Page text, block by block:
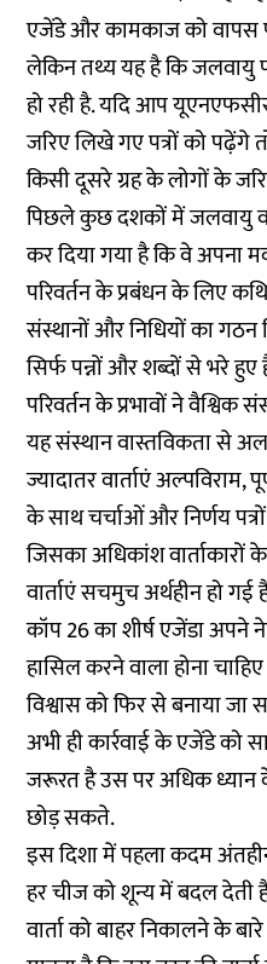
एजेंडे और कामकाज को वापस
लेकिन तथ्य यह है कि जलवायु
हो रही है. यदि आप
जरिए लिखे गए पत्रों को
किसी दूसरे ग्रह के लोगों के
पिछले कुछ दशकों में जलवायु
कर दिया गया है कि वे
परिवर्तन के प्रबंधन के लिए
संस्थानों और निधियों का
सिर्फ पन्नों और शब्दों से भरे
परिवर्तन के प्रभावों ने वैश्विक
यह संस्थान वास्तविकता से
ज्यादातर वार्ताएं अल्पविराम,
के साथ चर्चाओं और निर्णय
जिसका अधिकांश वार्ताकारों
वार्ताएं सचमुच अर्थहीन हो गई
कॉप 26 का शीर्ष एजेंडा
हासिल करने वाला होना
विश्वास को फिर से बनाया
अभी ही कार्रवाई के एजेंडे
जरूरत है उस पर अधिक ध्यान
छोड़ सकते.
इस दिशा में पहला कदम
हर चीज को शून्य में बदल देती
वार्ता को बाहर निकालने के